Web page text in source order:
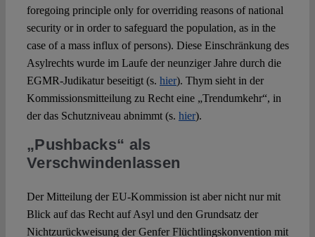
foregoing principle only for overriding reasons of national
security or in order to safeguard the population, as in the
case of a mass influx of persons). Diese Einschränkung des
Asylrechts wurde im Laufe der neunziger Jahre durch die
EGMR-Judikatur beseitigt (s. hier). Thym sieht in der
Kommissionsmitteilung zu Recht eine „Trendumkehr“, in
der das Schutzniveau abnimmt (s. hier).
„Pushbacks“ als
Verschwindenlassen
Der Mitteilung der EU-Kommission ist aber nicht nur mit
Blick auf das Recht auf Asyl und den Grundsatz der
Nichtzurückweisung der Genfer Flüchtlingskonvention mit